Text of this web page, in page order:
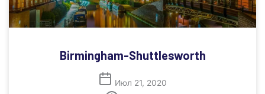
Birmingham-Shuttlesworth
Июл 21, 2020